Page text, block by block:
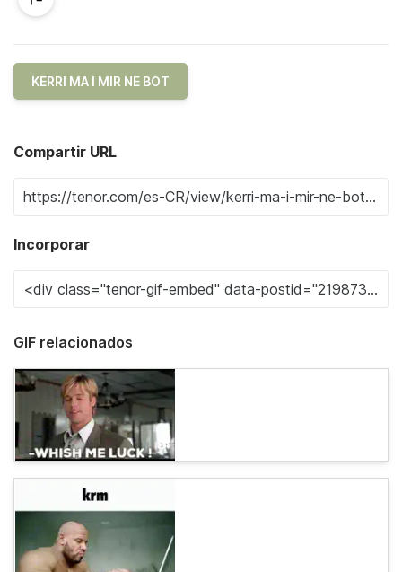
KERRI MA I MIR NE BOT
Compartir URL
Incorporar
GIF relacionados